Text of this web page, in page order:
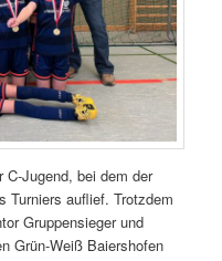
C-Jugend, bei dem der
Turniers auflief. Trotzdem
Gruppensieger und
Grün-Weiß Baiershofen